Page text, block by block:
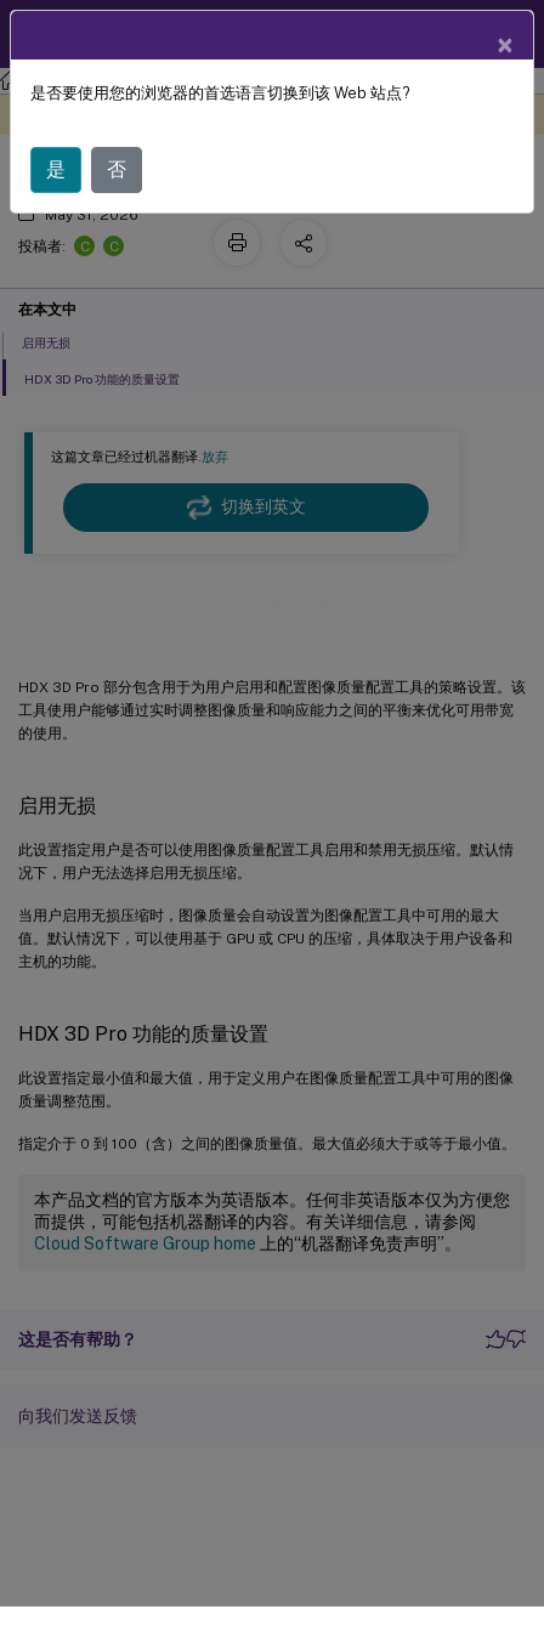
Citrix Virtual Apps and Desktops 7 2203 LTSR 参考
这篇文章已经过机器翻译.放弃
切换到英文
HDX 3D Pro 部分包含用于为用户启用和配置图像质量配置工具的策略设置。该
工具使用户能够通过实时调整图像质量和响应能力之间的平衡来优化可用带宽
的使用。
启用无损
此设置指定用户是否可以使用图像质量配置工具启用和禁用无损压缩。默认情
况下，用户无法选择启用无损压缩。
当用户启用无损压缩时，图像质量会自动设置为图像配置工具中可用的最大
值。默认情况下，可以使用基于 GPU 或 CPU 的压缩，具体取决于用户设备和
主机的功能。
HDX 3D Pro 功能的质量设置
此设置指定最小值和最大值，用于定义用户在图像质量配置工具中可用的图像
质量调整范围。
指定介于 0 到 100（含）之间的图像质量值。最大值必须大于或等于最小值。
本产品文档的官方版本为英语版本。任何非英语版本仅为方便您
而提供，可能包括机器翻译的内容。有关详细信息，请参阅
Cloud Software Group home 上的“机器翻译免责声明”。
这是否有帮助？
向我们发送反馈
HDX ™3D Pro 功能的策略设置
May 31, 2026
投稿者:
C C
在本文中
启用无损
HDX 3D Pro 功能的质量设置
×
是否要使用您的浏览器的首选语言切换到该 Web 站点?
是 否